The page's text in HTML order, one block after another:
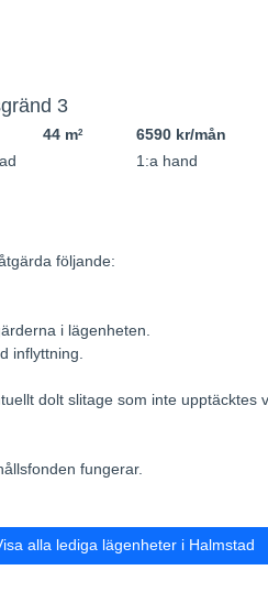
3
44 m2
6590 kr/mån
1:a hand
följande:
i lägenheten.
inflyttning.
dolt slitage som inte
fungerar.
alla lediga lägenheter i Halmstad